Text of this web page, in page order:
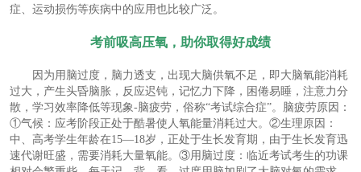
症、运动损伤等疾病中的应用也比较广泛。
考前吸高压氧，助你取得好成绩
因为用脑过度，脑力透支，出现大脑供氧不足，即大脑氧能消耗
过大，产生头昏脑胀，反应迟钝，记忆力下降，困倦易睡，注意力分
散，学习效率降低等现象-脑疲劳，俗称“考试综合症”。脑疲劳原因：
①气候：应考阶段正处于酷暑使人氧能量消耗过大。②生理原因：
中、高考学生年龄在15—18岁，正处于生长发育期，由于生长发育迅
速代谢旺盛，需要消耗大量氧能。③用脑过度：临近考试考生的功课